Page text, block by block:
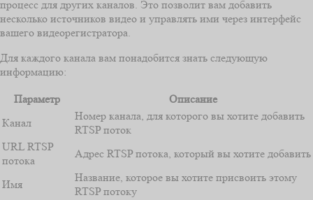
процесс для других каналов. Это позволит вам добавить
несколько источников видео и управлять ими через интерфейс
вашего видеорегистратора.
Для каждого канала вам понадобится знать следующую
информацию:
Параметр
Описание
Канал
Номер канала, для которого вы хотите добавить
RTSP поток
URL RTSP
потока
Адрес RTSP потока, который вы хотите добавить
Имя
Название, которое вы хотите присвоить этому
RTSP потоку